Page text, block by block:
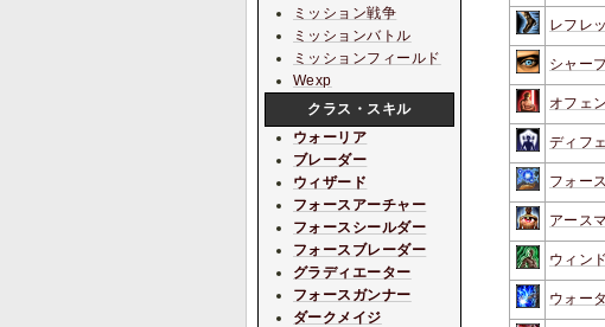
レフレ
シャー
オフェ
ディフ
フォー
アース
ウィン
ウォー
ミッション戦争
ミッションバトル
ミッションフィールド
Wexp
クラス・スキル
ウォーリア
ブレーダー
ウィザード
フォースアーチャー
フォースシールダー
フォースブレーダー
グラディエーター
フォースガンナー
ダークメイジ